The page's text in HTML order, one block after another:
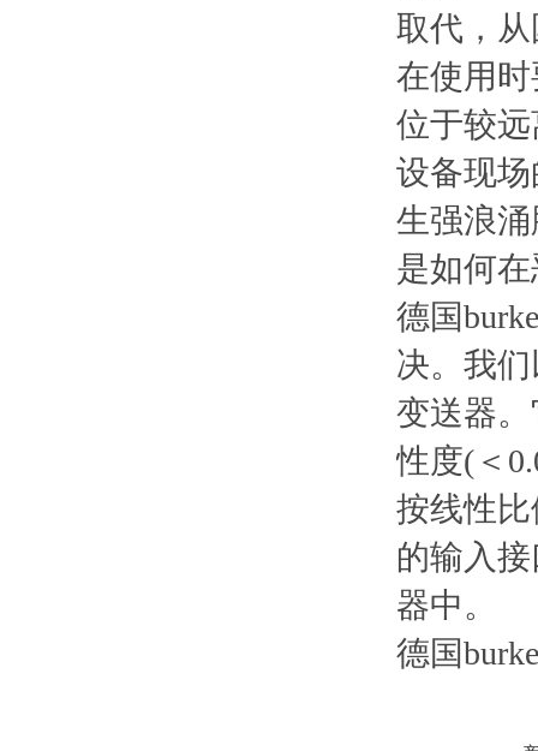
取代，
在使用
位于较
设备现
生强浪
是如何
德国
决。我
变送器
性度(＜
按线性
的输入
器中。
德国